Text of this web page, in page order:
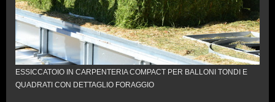
ESSICCATOIO IN CARPENTERIA COMPACT PER BALLONI TONDI E
QUADRATI CON DETTAGLIO FORAGGIO